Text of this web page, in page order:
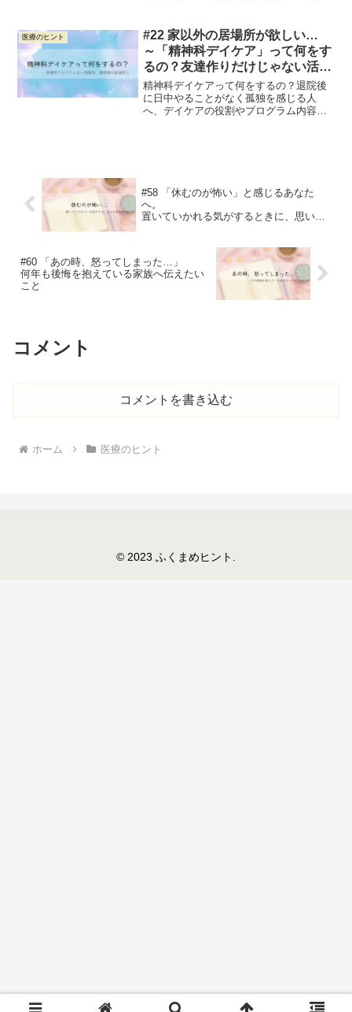
正しい知識と、主治医への上手な相談の
コツをまとめました。
医療のヒント
#22 家以外の居場所が欲しい…
～「精神科デイケア」って何をす
るの？友達作りだけじゃない活用
法～
精神科デイケアって何をするの？退院後
に日中やることがなく孤独を感じる人
へ、デイケアの役割やプログラム内容、
#58 「休むのが怖い」と感じるあなた
へ。
置いていかれる気がするときに、思い出
#60 「あの時、怒ってしまった…」
何年も後悔を抱えている家族へ伝えたい
こと
コメント
コメントを書き込む
ホーム 医療のヒント
© 2023 ふくまめヒント.